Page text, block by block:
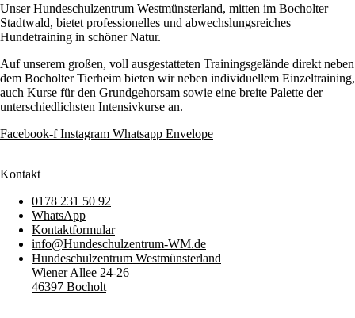
Unser Hundeschulzentrum Westmünsterland, mitten im Bocholter
Stadtwald, bietet professionelles und abwechslungsreiches
Hundetraining in schöner Natur.
Auf unserem großen, voll ausgestatteten Trainingsgelände direkt neben
dem Bocholter Tierheim bieten wir neben individuellem Einzeltraining,
auch Kurse für den Grundgehorsam sowie eine breite Palette der
unterschiedlichsten Intensivkurse an.
Facebook-f Instagram Whatsapp Envelope
Kontakt
0178 231 50 92
WhatsApp
Kontaktformular
info@Hundeschulzentrum-WM.de
Hundeschulzentrum Westmünsterland
Wiener Allee 24-26
46397 Bocholt